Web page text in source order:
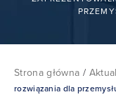
Strona główna /
rozwiązania dla